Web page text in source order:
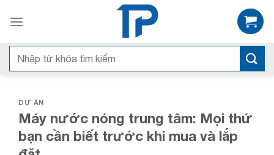
qua
dungSearch
DỰ ÁN
Máy nước nóng trung tâm: Mọi thứ
bạn cần biết trước khi mua và lắp